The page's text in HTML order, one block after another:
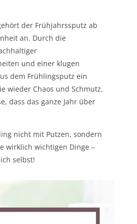
der Frühjahrssputz ab
an. Durch die
und einer klugen
dem Frühlingsputz ein
wieder Chaos und Schmutz,
dass das ganze Jahr über
nicht mit Putzen, sondern
wirklich wichtigen Dinge –
selbst!